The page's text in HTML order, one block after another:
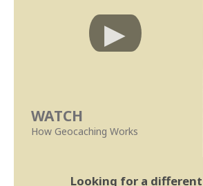
WATCH
How Geocaching Works
Looking for a